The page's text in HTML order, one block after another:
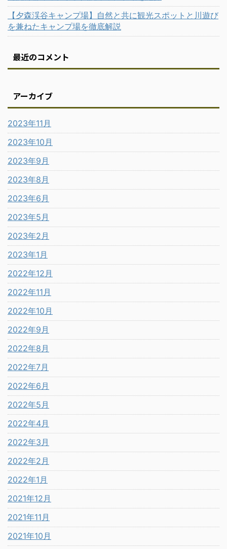
【夕森渓谷キャンプ場】自然と共に観光スポットと川遊び
を兼ねたキャンプ場を徹底解説
最近のコメント
アーカイブ
2023年11月
2023年10月
2023年9月
2023年8月
2023年6月
2023年5月
2023年2月
2023年1月
2022年12月
2022年11月
2022年10月
2022年9月
2022年8月
2022年7月
2022年6月
2022年5月
2022年4月
2022年3月
2022年2月
2022年1月
2021年12月
2021年11月
2021年10月